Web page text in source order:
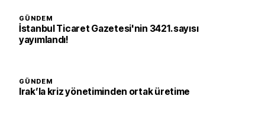
GÜNDEM
İstanbul Ticaret Gazetesi'nin 3421. sayısı
yayımlandı!
GÜNDEM
Irak’la kriz yönetiminden ortak üretime